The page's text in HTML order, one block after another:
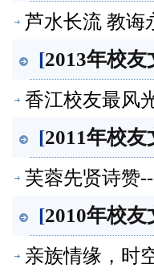
芦水长流 教诲
[2013年校友
香江校友最风
[2011年校友
芙蓉先贤诗赞
[2010年校友
亲族情缘，时